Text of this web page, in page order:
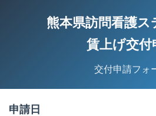
熊本県訪問看護ス
賃上げ交付
交付申請フォ
申請日